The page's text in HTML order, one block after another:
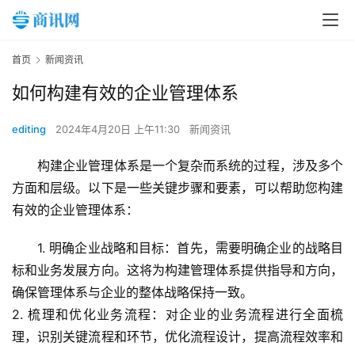
首页 新闻资讯
如何构建有效的企业管理体系
editing 2024年4月20日 上午11:30 新闻资讯
构建企业管理体系是一个复杂而系统的过程，涉及多个
方面和层级。以下是一些关键步骤和要素，可以帮助您构建
有效的企业管理体系：
1. 明确企业战略和目标：首先，需要明确企业的战略目
标和业务发展方向。这将为构建管理体系提供指导和方向，
确保管理体系与企业的整体战略保持一致。
2. 梳理和优化业务流程：对企业的业务流程进行全面梳
理，识别关键流程和环节，优化流程设计，提高流程效率和